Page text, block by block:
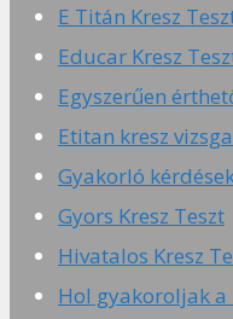
E Titán Kresz
Educar Kresz
Egyszerűen
Etitan kresz vizsga
Gyakorló
Gyors Kresz Teszt
Hivatalos Kresz
Hol gyakoroljak a